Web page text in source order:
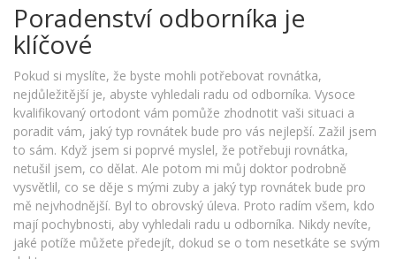
Poradenství odborníka je
klíčové
Pokud si myslíte, že byste mohli potřebovat rovnátka,
nejdůležitější je, abyste vyhledali radu od odborníka. Vysoce
kvalifikovaný ortodont vám pomůže zhodnotit vaši situaci a
poradit vám, jaký typ rovnátek bude pro vás nejlepší. Zažil jsem
to sám. Když jsem si poprvé myslel, že potřebuji rovnátka,
netušil jsem, co dělat. Ale potom mi můj doktor podrobně
vysvětlil, co se děje s mými zuby a jaký typ rovnátek bude pro
mě nejvhodnější. Byl to obrovský úleva. Proto radím všem, kdo
mají pochybnosti, aby vyhledali radu u odborníka. Nikdy nevíte,
jaké potíže můžete předejít, dokud se o tom nesetkáte se svým